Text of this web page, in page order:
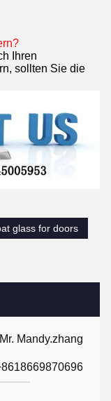
Mr. Mandy.zhang
Ihren
sollten Sie die
glass for doors